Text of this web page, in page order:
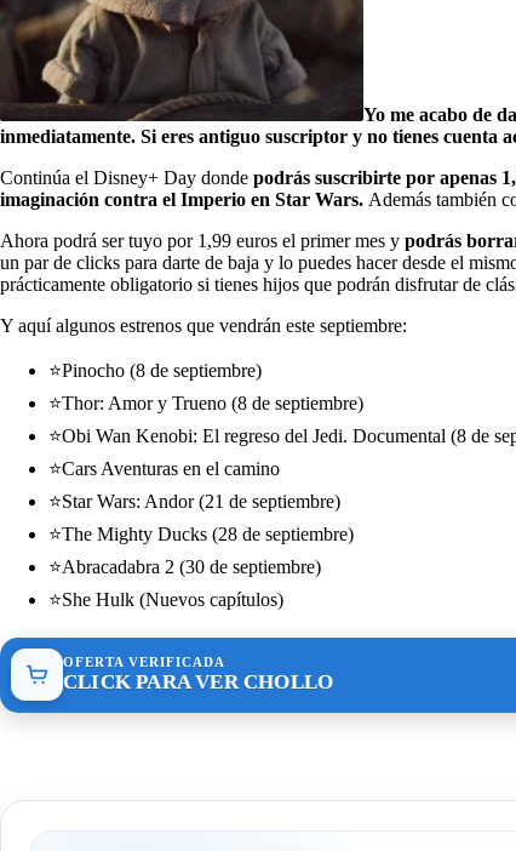
Yo me acabo de
inmediatamente. Si eres antiguo suscriptor y no tienes cuenta
Continúa el Disney+ Day donde podrás suscribirte por apenas
imaginación contra el Imperio en Star Wars. Además también
Ahora podrá ser tuyo por 1,99 euros el primer mes y podrás
un par de clicks para darte de baja y lo puedes hacer desde el
prácticamente obligatorio si tienes hijos que podrán disfrutar de
Y aquí algunos estrenos que vendrán este septiembre:
⭐Pinocho (8 de septiembre)
⭐Thor: Amor y Trueno (8 de septiembre)
⭐Obi Wan Kenobi: El regreso del Jedi. Documental (8 de
⭐Cars Aventuras en el camino
⭐Star Wars: Andor (21 de septiembre)
⭐The Mighty Ducks (28 de septiembre)
⭐Abracadabra 2 (30 de septiembre)
⭐She Hulk (Nuevos capítulos)
OFERTA VERIFICADA
CLICK PARA VER CHOLLO